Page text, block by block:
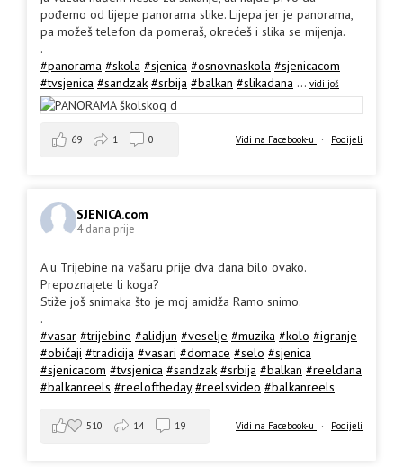
pođemo od lijepe panorama slike. Lijepa jer je panorama,
pa možeš telefon da pomeraš, okrećeš i slika se mijenja.
.
#panorama #skola #sjenica #osnovnaskola #sjenicacom
#tvsjenica #sandzak #srbija #balkan #slikadana ... vidi još
Vidi na Facebook-u · Podijeli
69 1 0
SJENICA.com
4 dana prije
A u Trijebine na vašaru prije dva dana bilo ovako.
Prepoznajete li koga?
Stiže još snimaka što je moj amidža Ramo snimo.
.
#vasar #trijebine #alidjun #veselje #muzika #kolo #igranje
#običaji #tradicija #vasari #domace #selo #sjenica
#sjenicacom #tvsjenica #sandzak #srbija #balkan #reeldana
#balkanreels #reeloftheday #reelsvideo #balkanreels
Vidi na Facebook-u · Podijeli
510 14 19